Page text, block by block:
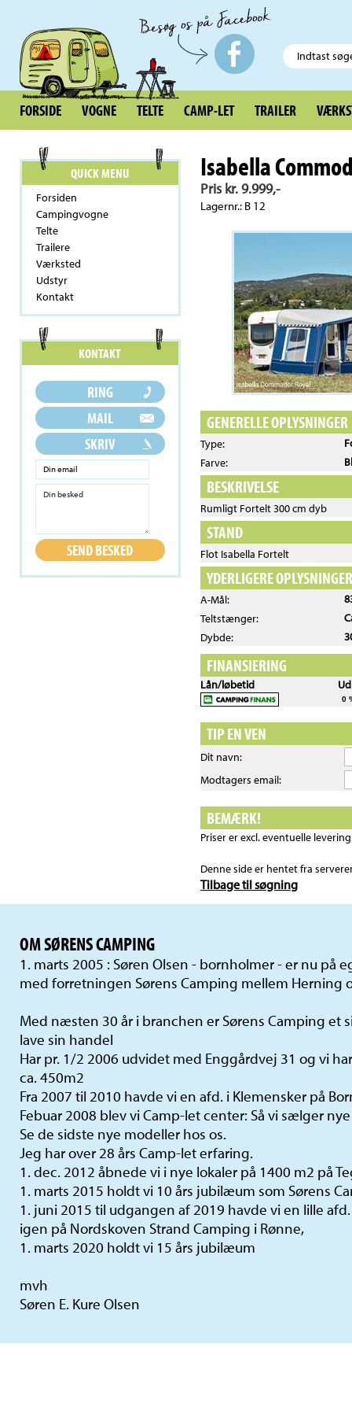
FORSIDE VOGNE TELTE CAMP-LET TRAILER
QUICK MENU
Forsiden
Campingvogne
Telte
Trailere
Værksted
Udstyr
Kontakt
Isabella
Pris kr. 9.999,-
Lagernr.: B 12
GENERELLE OPLYSNINGER
Type:
Farve:
BESKRIVELSE
Rumligt Fortelt 300 cm dyb
STAND
Flot Isabella Fortelt
YDERLIGERE OPLYSNINGER
A-Mål:
Teltstænger:
Dybde:
FINANSIERING
Lån/løbetid
0
TIP EN VEN
Dit navn:
Modtagers email:
BEMÆRK!
Priser er excl. eventuelle
Denne side er hentet fra
Tilbage til søgning
OM SØRENS CAMPING
1. marts 2005 : Søren Olsen - bornholmer - er nu på
med forretningen Sørens Camping mellem Herning
Med næsten 30 år i branchen er Sørens Camping et
lave sin handel
Har pr. 1/2 2006 udvidet med Enggårdvej 31 og vi
ca. 450m2
Fra 2007 til 2010 havde vi en afd. i Klemensker på
Febuar 2008 blev vi Camp-let center: Så vi sælger
Se de sidste nye modeller hos os.
Jeg har over 28 års Camp-let erfaring.
1. dec. 2012 åbnede vi i nye lokaler på 1400 m2 på
1. marts 2015 holdt vi 10 års jubilæum som Sørens
1. juni 2015 til udgangen af 2019 havde vi en lille
igen på Nordskoven Strand Camping i Rønne,
1. marts 2020 holdt vi 15 års jubilæum
mvh
Søren E. Kure Olsen